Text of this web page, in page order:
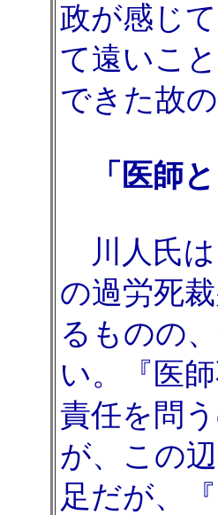
政が感じ
て遠いこ
できた故
「医師と
川人氏は
の過労死
るものの
い。『医
責任を問
が、この
足だが、